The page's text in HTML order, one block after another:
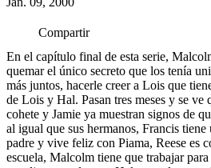
Compartir
En el capítulo final de esta serie,
quemar el único secreto que los tenía
más juntos, hacerle creer a Lois que
de Lois y Hal. Pasan tres meses y se ve
cohete y Jamie ya muestran signos de
al igual que sus hermanos, Francis
padre y vive feliz con Piama, Reese es
escuela, Malcolm tiene que trabajar